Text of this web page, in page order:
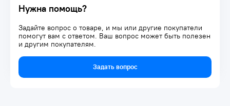
Нужна помощь?
Задайте вопрос о товаре, и мы или другие покупатели
помогут вам с ответом. Ваш вопрос может быть полезен
и другим покупателям.
Задать вопрос